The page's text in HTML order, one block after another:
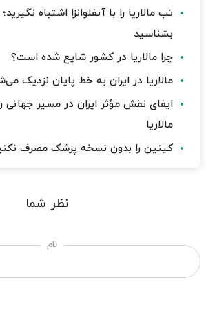
تب مالاریا را با آنفلوانزا اشتباه نگیرید؛
بشناسید
چرا مالاریا در کشور شایع شده است؟
مالاریا در ایران به خط پایان نزدیک
ایفای نقش مؤثر ایران در مسیر جهانی
مالاریا
کینین را بدون نسخه پزشک مصرف
نظر شما
نام